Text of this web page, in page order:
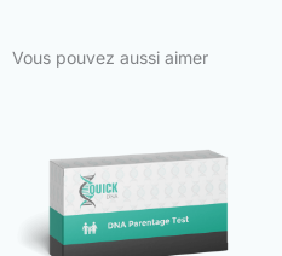
Vous pouvez aussi aimer